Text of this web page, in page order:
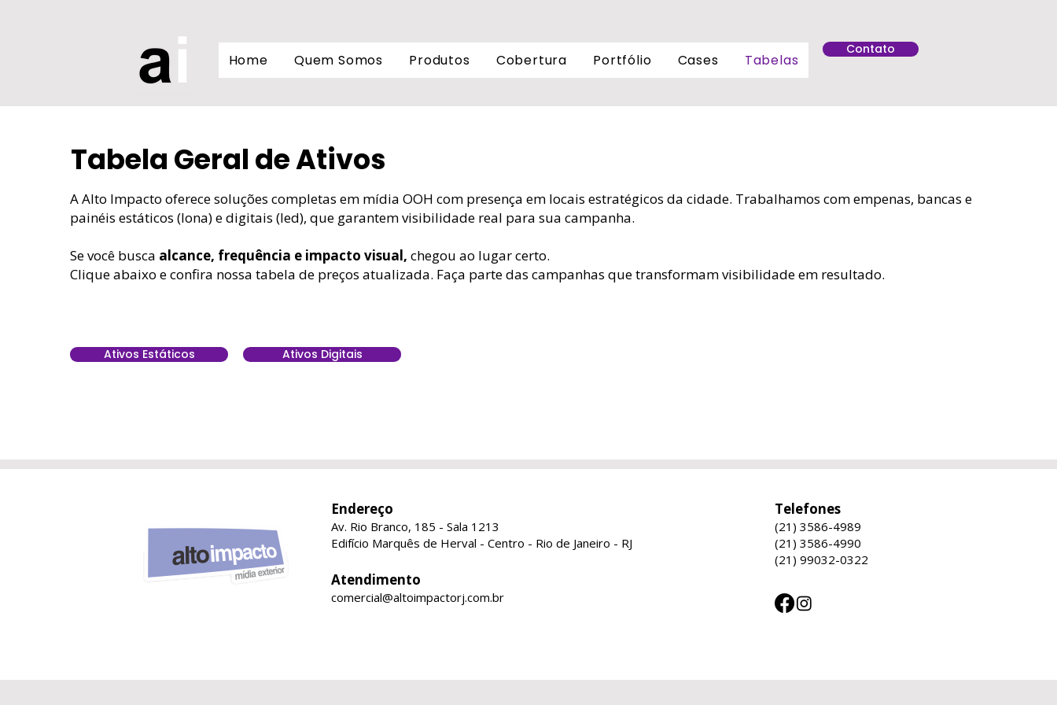
Home Quem Somos Produtos Cobertura Portfólio Cases Tabelas
Contato
Tabela Geral de Ativos
A Alto Impacto oferece soluções completas em mídia OOH com presença em locais estratégicos da cidade. Trabalhamos com empenas, bancas e
painéis estáticos (lona) e digitais (led), que garantem visibilidade real para sua campanha.
Se você busca alcance, frequência e impacto visual, chegou ao lugar certo.
Clique abaixo e confira nossa tabela de preços atualizada. Faça parte das campanhas que transformam visibilidade em resultado.
Ativos Estáticos Ativos Digitais
Endereço
Av. Rio Branco, 185 - Sala 1213
Edifício Marquês de Herval - Centro - Rio de Janeiro - RJ
Atendimento
comercial@altoimpactorj.com.br
Telefones
(21) 3586-4989
(21) 3586-4990
(21) 99032-0322